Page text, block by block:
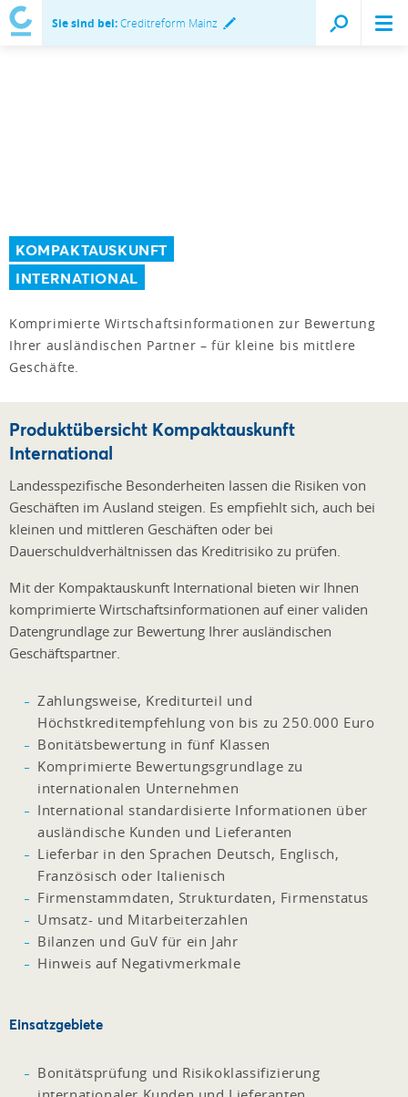
Sie sind bei:Creditreform Mainz
KOMPAKTAUSKUNFT
INTERNATIONAL
Komprimierte Wirtschaftsinformationen zur Bewertung
Ihrer ausländischen Partner – für kleine bis mittlere
Geschäfte.
Produktübersicht Kompaktauskunft
International
Landesspezifische Besonderheiten lassen die Risiken von
Geschäften im Ausland steigen. Es empfiehlt sich, auch bei
kleinen und mittleren Geschäften oder bei
Dauerschuldverhältnissen das Kreditrisiko zu prüfen.
Mit der Kompaktauskunft International bieten wir Ihnen
komprimierte Wirtschaftsinformationen auf einer validen
Datengrundlage zur Bewertung Ihrer ausländischen
Geschäftspartner.
Zahlungsweise, Krediturteil und
Höchstkreditempfehlung von bis zu 250.000 Euro
Bonitätsbewertung in fünf Klassen
Komprimierte Bewertungsgrundlage zu
internationalen Unternehmen
International standardisierte Informationen über
ausländische Kunden und Lieferanten
Lieferbar in den Sprachen Deutsch, Englisch,
Französisch oder Italienisch
Firmenstammdaten, Strukturdaten, Firmenstatus
Umsatz- und Mitarbeiterzahlen
Bilanzen und GuV für ein Jahr
Hinweis auf Negativmerkmale
Einsatzgebiete
Bonitätsprüfung und Risikoklassifizierung